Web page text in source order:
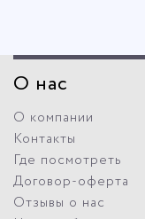
О нас
О компании
Контакты
Где посмотреть
Договор-оферта
Отзывы о нас